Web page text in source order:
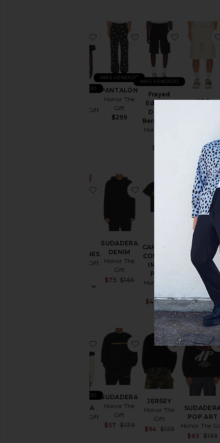
CAMISA
Honor The Gift
MÁS VENDIDO
favoritoCAMISA
PANTALÓN
Honor The
Gift
$299
MÁS VENDIDO
favoritoPANTALÓN
Frayed
Edge 11"
Denim
Bermudas
Honor The
$145
MÁS VENDIDO
#88
Honor The
PANTALONES
Honor The Gift
favoritoPANTALONES
SUDADERA
DENIM
Honor The
Gift
Sale price:
$75 $165
favoritoSUDADERA
CAMISETA
CONCERT
IN THE
PARK
Honor The
Sale price:
$43
Previous price:
$65
Honor The
$329
MÁS VENDIDO
CAMISETA
Honor The Gift
MÁS VENDIDO
favoritoCAMISETA
SUDADERA
Honor The
Gift
Sale price:
$57
Previous price:
$139
favoritoSUDADERA
JERSEY
Honor The
Gift
Sale price:
$94
Previous price:
$125
POP ART
Honor The
$63 $139